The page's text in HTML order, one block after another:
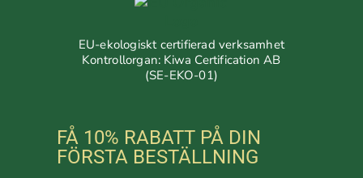
EU-ekologiskt certifierad verksamhet
Kontrollorgan: Kiwa Certification AB
(SE-EKO-01)
FÅ 10% RABATT PÅ DIN
FÖRSTA BESTÄLLNING